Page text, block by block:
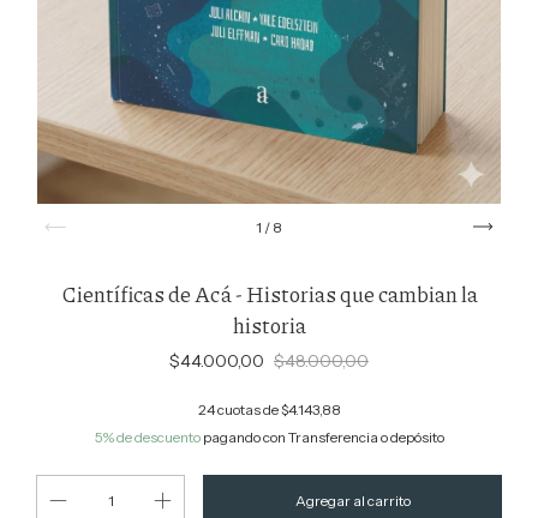
1 / 8
Científicas de Acá - Historias que cambian la
historia
$44.000,00 $48.000,00
24cuotas de$4.143,88
5% de descuentopagando con Transferencia o depósito